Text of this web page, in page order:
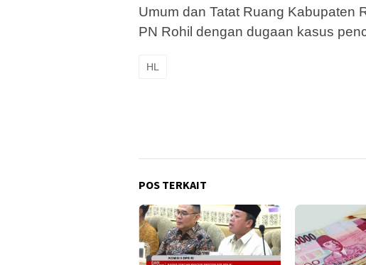
Umum dan Tatat Ruang Kabupaten
PN Rohil dengan dugaan kasus
HL
POS TERKAIT